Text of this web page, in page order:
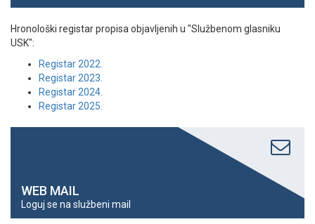
Hronološki registar propisa objavljenih u "Službenom glasniku
USK":
Registar 2022.
Registar 2023.
Registar 2024.
Registar 2025.
WEB MAIL
Loguj se na službeni mail